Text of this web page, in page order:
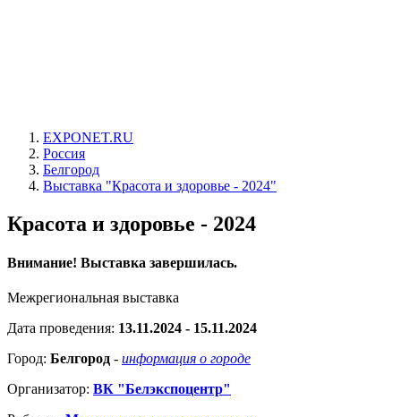
EXPONET.RU
Россия
Белгород
Выставка "Красота и здоровье - 2024"
Красота и здоровье - 2024
Внимание! Выставка завершилась.
Межрегиональная выставка
Дата проведения: 13.11.2024 - 15.11.2024
Город: Белгород - информация о городе
Организатор: ВК "Белэкспоцентр"